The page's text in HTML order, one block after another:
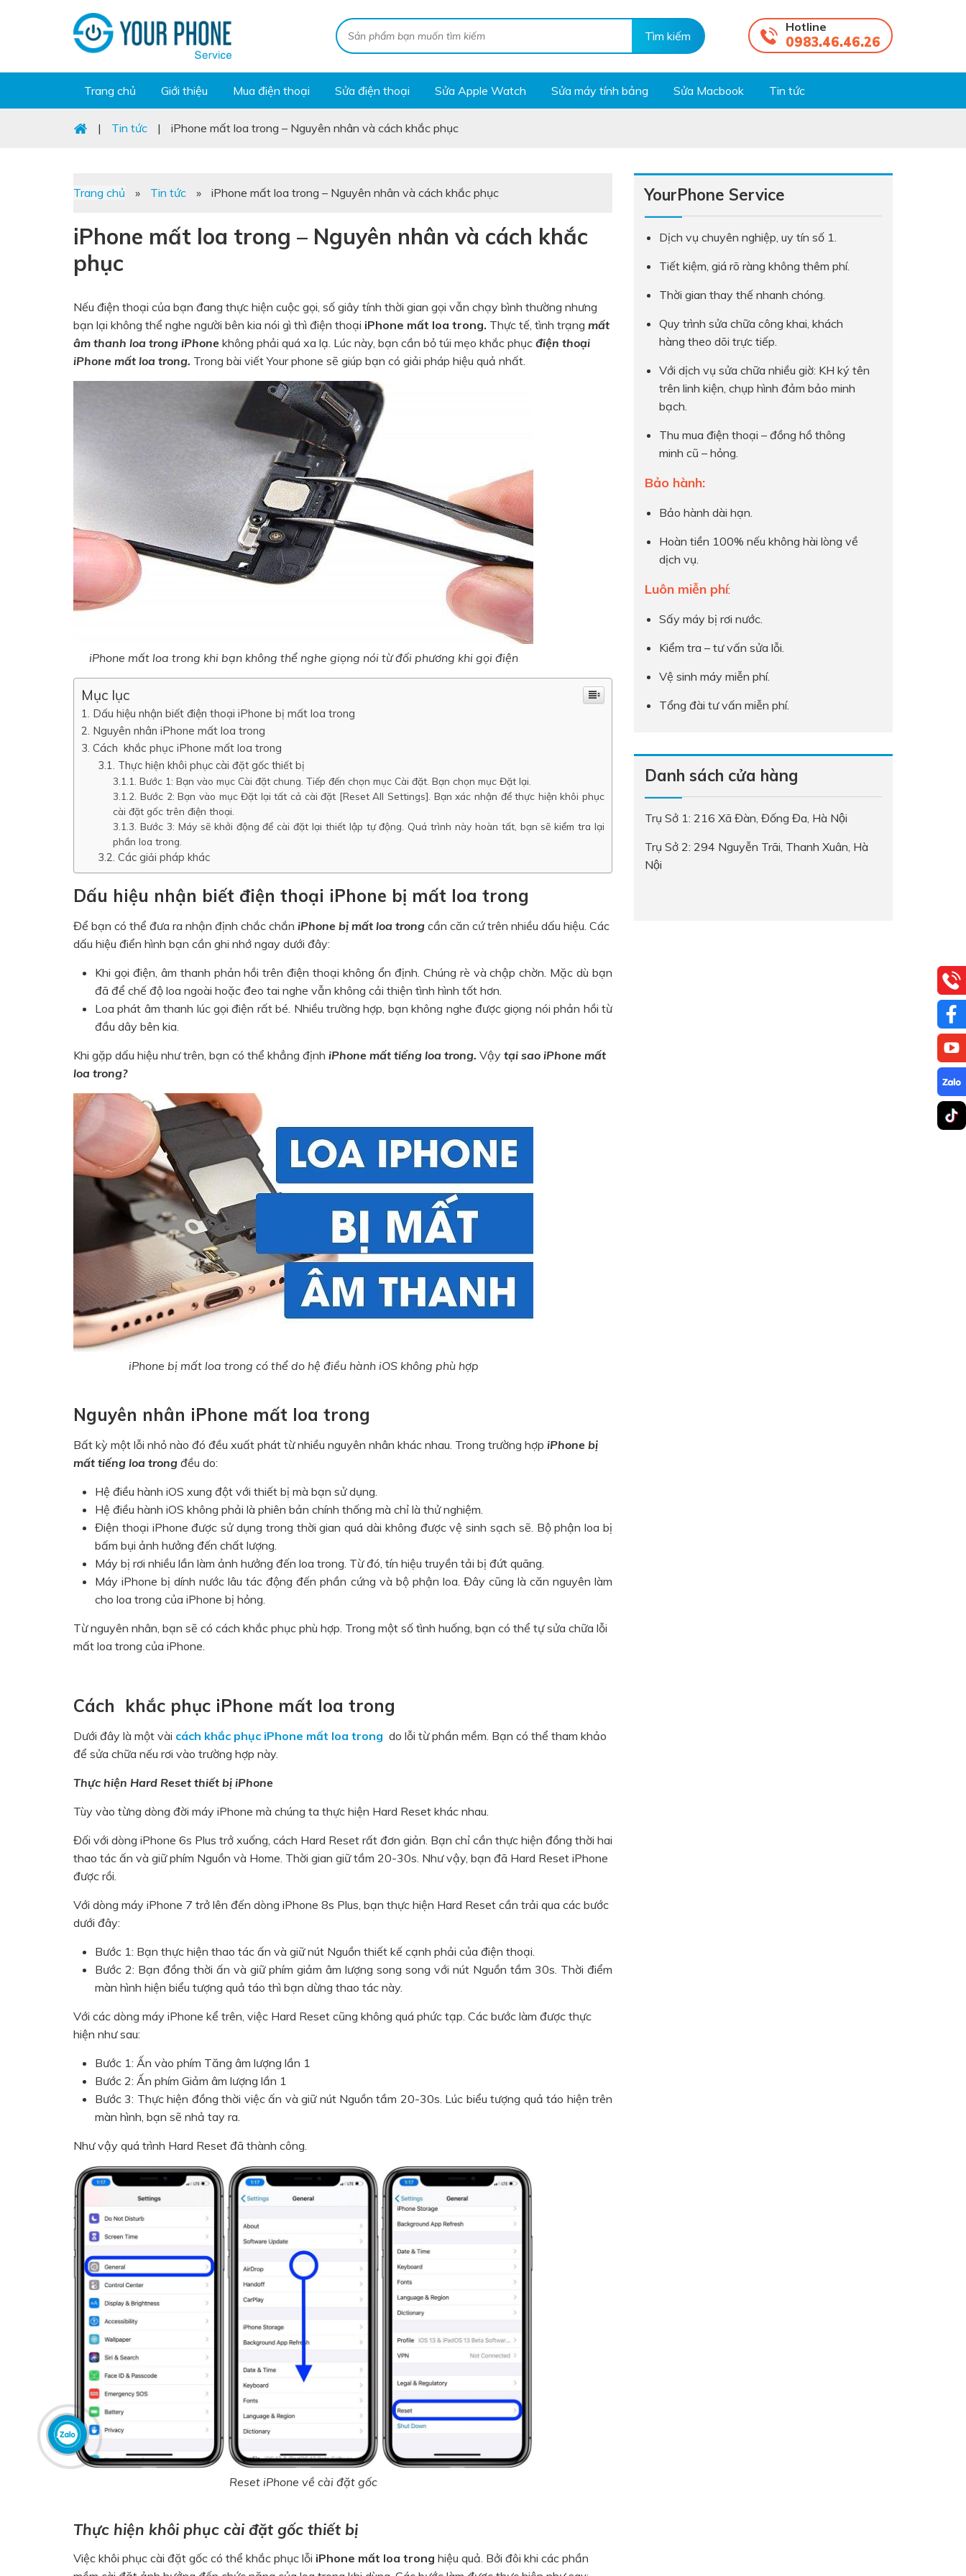
Hotline
0983.46.46.26
Trang chủ Giới thiệu Mua điện thoại Sửa điện thoại Sửa Apple Watch Sửa máy tính bảng Sửa Macbook Tin tức
| Tin tức | iPhone mất loa trong – Nguyên nhân và cách khắc phục
Trang chủ » Tin tức » iPhone mất loa trong – Nguyên nhân và cách khắc phục
iPhone mất loa trong – Nguyên nhân và cách khắc
phục
Nếu điện thoại của bạn đang thực hiện cuộc gọi, số giây tính thời gian gọi vẫn chạy bình thường nhưng
bạn lại không thể nghe người bên kia nói gì thì điện thoại iPhone mất loa trong. Thực tế, tình trạng mất
âm thanh loa trong iPhone không phải quá xa lạ. Lúc này, bạn cần bỏ túi mẹo khắc phục điện thoại
iPhone mất loa trong. Trong bài viết Your phone sẽ giúp bạn có giải pháp hiệu quả nhất.
iPhone mất loa trong khi bạn không thể nghe giọng nói từ đối phương khi gọi điện
Mục lục
Dấu hiệu nhận biết điện thoại iPhone bị mất loa trong
Nguyên nhân iPhone mất loa trong
Cách khắc phục iPhone mất loa trong
Thực hiện khôi phục cài đặt gốc thiết bị
Bước 1: Bạn vào mục Cài đặt chung. Tiếp đến chọn mục Cài đặt. Bạn chọn mục Đặt lại.
Bước 2: Bạn vào mục Đặt lại tất cả cài đặt [Reset All Settings]. Bạn xác nhận để thực hiện khôi phục
cài đặt gốc trên điện thoại.
Bước 3: Máy sẽ khởi động để cài đặt lại thiết lập tự động. Quá trình này hoàn tất, bạn sẽ kiểm tra lại
phần loa trong.
Các giải pháp khác
Dấu hiệu nhận biết điện thoại iPhone bị mất loa trong
Để bạn có thể đưa ra nhận định chắc chắn iPhone bị mất loa trong cần căn cứ trên nhiều dấu hiệu. Các
dấu hiệu điển hình bạn cần ghi nhớ ngay dưới đây:
Khi gọi điện, âm thanh phản hồi trên điện thoại không ổn định. Chúng rè và chập chờn. Mặc dù bạn
đã để chế độ loa ngoài hoặc đeo tai nghe vẫn không cải thiện tình hình tốt hơn.
Loa phát âm thanh lúc gọi điện rất bé. Nhiều trường hợp, bạn không nghe được giọng nói phản hồi từ
đầu dây bên kia.
Khi gặp dấu hiệu như trên, bạn có thể khẳng định iPhone mất tiếng loa trong. Vậy tại sao iPhone mất
loa trong?
iPhone bị mất loa trong có thể do hệ điều hành iOS không phù hợp
Nguyên nhân iPhone mất loa trong
Bất kỳ một lỗi nhỏ nào đó đều xuất phát từ nhiều nguyên nhân khác nhau. Trong trường hợp iPhone bị
mất tiếng loa trong đều do:
Hệ điều hành iOS xung đột với thiết bị mà bạn sử dụng.
Hệ điều hành iOS không phải là phiên bản chính thống mà chỉ là thử nghiệm.
Điện thoại iPhone được sử dụng trong thời gian quá dài không được vệ sinh sạch sẽ. Bộ phận loa bị
bấm bụi ảnh hưởng đến chất lượng.
Máy bị rơi nhiều lần làm ảnh hưởng đến loa trong. Từ đó, tín hiệu truyền tải bị đứt quãng.
Máy iPhone bị dính nước lâu tác động đến phần cứng và bộ phận loa. Đây cũng là căn nguyên làm
cho loa trong của iPhone bị hỏng.
Từ nguyên nhân, bạn sẽ có cách khắc phục phù hợp. Trong một số tình huống, bạn có thể tự sửa chữa lỗi
mất loa trong của iPhone.
Cách khắc phục iPhone mất loa trong
Dưới đây là một vài cách khắc phục iPhone mất loa trong do lỗi từ phần mềm. Bạn có thể tham khảo
để sửa chữa nếu rơi vào trường hợp này.
Thực hiện Hard Reset thiết bị iPhone
Tùy vào từng dòng đời máy iPhone mà chúng ta thực hiện Hard Reset khác nhau.
Đối với dòng iPhone 6s Plus trở xuống, cách Hard Reset rất đơn giản. Bạn chỉ cần thực hiện đồng thời hai
thao tác ấn và giữ phím Nguồn và Home. Thời gian giữ tầm 20-30s. Như vậy, bạn đã Hard Reset iPhone
được rồi.
Với dòng máy iPhone 7 trở lên đến dòng iPhone 8s Plus, bạn thực hiện Hard Reset cần trải qua các bước
dưới đây:
Bước 1: Bạn thực hiện thao tác ấn và giữ nút Nguồn thiết kế cạnh phải của điện thoại.
Bước 2: Bạn đồng thời ấn và giữ phím giảm âm lượng song song với nút Nguồn tầm 30s. Thời điểm
màn hình hiện biểu tượng quả táo thì bạn dừng thao tác này.
Với các dòng máy iPhone kể trên, việc Hard Reset cũng không quá phức tạp. Các bước làm được thực
hiện như sau:
Bước 1: Ấn vào phím Tăng âm lượng lần 1
Bước 2: Ấn phím Giảm âm lượng lần 1
Bước 3: Thực hiện đồng thời việc ấn và giữ nút Nguồn tầm 20-30s. Lúc biểu tượng quả táo hiện trên
màn hình, bạn sẽ nhả tay ra.
Như vậy quá trình Hard Reset đã thành công.
Reset iPhone về cài đặt gốc
Thực hiện khôi phục cài đặt gốc thiết bị
Việc khôi phục cài đặt gốc có thể khắc phục lỗi iPhone mất loa trong hiệu quả. Bởi đôi khi các phần
YourPhone Service
Dịch vụ chuyên nghiệp, uy tín số 1.
Tiết kiệm, giá rõ ràng không thêm phí.
Thời gian thay thế nhanh chóng.
Quy trình sửa chữa công khai, khách
hàng theo dõi trực tiếp.
Với dịch vụ sửa chữa nhiều giờ: KH ký tên
trên linh kiện, chụp hình đảm bảo minh
bạch.
Thu mua điện thoại – đồng hồ thông
minh cũ – hỏng.
Bảo hành:
Bảo hành dài hạn.
Hoàn tiền 100% nếu không hài lòng về
dịch vụ.
Luôn miễn phí:
Sấy máy bị rơi nước.
Kiểm tra – tư vấn sửa lỗi.
Vệ sinh máy miễn phí.
Tổng đài tư vấn miễn phí.
Danh sách cửa hàng
Trụ Sở 1: 216 Xã Đàn, Đống Đa, Hà Nội
Trụ Sở 2: 294 Nguyễn Trãi, Thanh Xuân, Hà
Nội